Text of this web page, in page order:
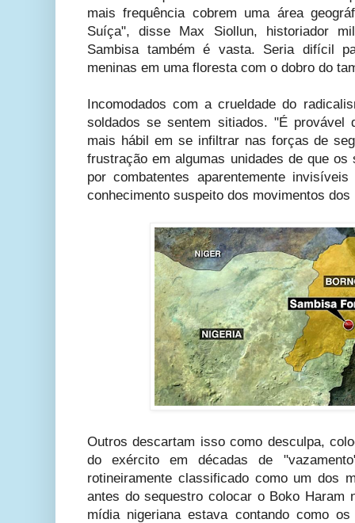
mais frequência cobrem uma área
Suíça", disse Max Siollun, historiador
Sambisa também é vasta. Seria difícil
meninas em uma floresta com o dobro do
Incomodados com a crueldade do
soldados se sentem sitiados. "É provável
mais hábil em se infiltrar nas forças de
frustração em algumas unidades de que os
por combatentes aparentemente
conhecimento suspeito dos movimentos
Outros descartam isso como desculpa,
do exército em décadas de
rotineiramente classificado como um dos
antes do sequestro colocar o Boko Haram
mídia nigeriana estava contando como